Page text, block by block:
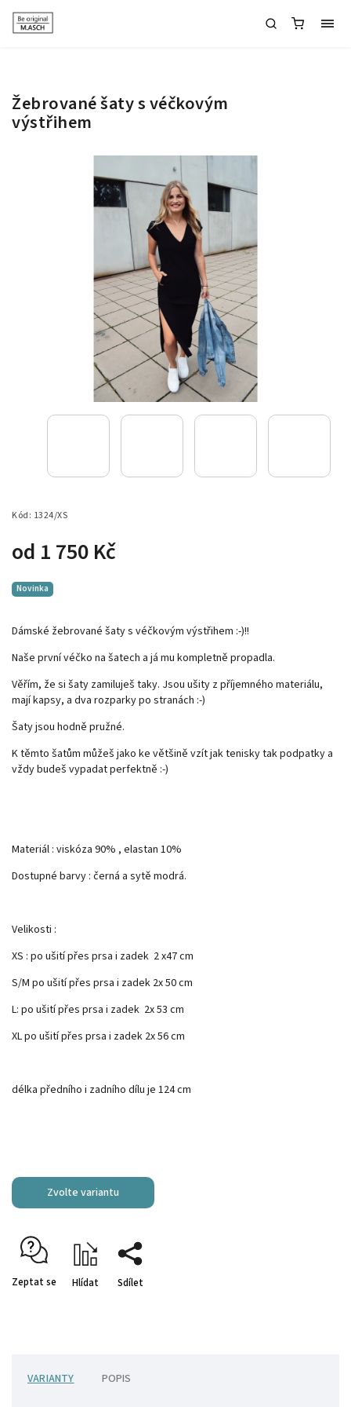
Žebrované šaty s véčkovým
výstřihem
Kód: 1324/XS
od 1 750 Kč
Dámské žebrované šaty s véčkovým výstřihem :-)!!
Naše první véčko na šatech a já mu kompletně propadla.
Věřím, že si šaty zamiluješ taky. Jsou ušity z příjemného materiálu,
mají kapsy, a dva rozparky po stranách :-)
Šaty jsou hodně pružné.
K těmto šatům můžeš jako ke většině vzít jak tenisky tak podpatky a
vždy budeš vypadat perfektně :-)
Materiál : viskóza 90% , elastan 10%
Dostupné barvy : černá a sytě modrá.
Velikosti :
XS : po ušití přes prsa i zadek 2 x47 cm
S/M po ušití přes prsa i zadek 2x 50 cm
L: po ušití přes prsa i zadek 2x 53 cm
XL po ušití přes prsa i zadek 2x 56 cm
délka předního i zadního dílu je 124 cm
Novinka
Zvolte variantu
Zeptat se Hlídat Sdílet
VARIANTY POPIS